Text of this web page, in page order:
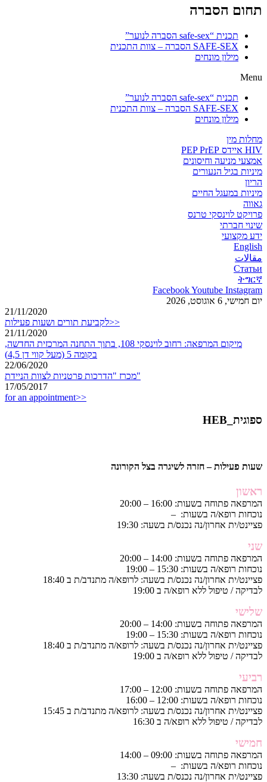
תחום הסברה
תכנית “safe-sex הסברה לנוער”
SAFE-SEX הסברה – צוות התכנית
מילון מונחים
Menu
תכנית “safe-sex הסברה לנוער”
SAFE-SEX הסברה – צוות התכנית
מילון מונחים
מחלות מין
HIV איידס PEP PrEP
אמצעי מניעה וחיסונים
מיניות בגיל הנעורים
הריון
מיניות במעגל החיים
גאווה
פרויקט לוינסקי טרנס
שינוי חברתי
ידע מקצועי
English
مقالات
Статьи
ትግርኛ
FacebookYoutube Instagram
יום חמישי, 6 אוגוסט, 2026
21/11/2020
לקביעת תורים ושעות פעילות>>
21/11/2020
מיקום המרפאה: רחוב לוינסקי 108, בתוך התחנה המרכזית החדשה,
בקומה 5 (מעל קווי דן 4,5)
22/06/2020
מכרז "הדרכות פרטניות לצוות הניידת"
17/05/2017
for an appointment>>
ספוגית_HEB
שעות פעילות – חזרה לשיגרה בצל הקורונה
ראשון
המרפאה פתוחה בשעות: 16:00 – 20:00
נוכחות רופא/ה בשעות: –
פציינט/ית אחרון/נה נכנס/ת בשעה: 19:30
שני
המרפאה פתוחה בשעות: 14:00 – 20:00
נוכחות רופא/ה בשעות: 15:30 – 19:00
פציינט/ית אחרון/נה נכנס/ת בשעה: לרופא/ה מתנדב/ת ב 18:40
לבדיקה / טיפול ללא רופא/ה ב 19:00
שלישי
המרפאה פתוחה בשעות: 14:00 – 20:00
נוכחות רופא/ה בשעות: 15:30 – 19:00
פציינט/ית אחרון/נה נכנס/ת בשעה: לרופא/ה מתנדב/ת ב 18:40
לבדיקה / טיפול ללא רופא/ה ב 19:00
רביעי
המרפאה פתוחה בשעות: 12:00 – 17:00
נוכחות רופא/ה בשעות: 12:00 – 16:00
פציינט/ית אחרון/נה נכנס/ת בשעה: לרופא/ה מתנדב/ת ב 15:45
לבדיקה / טיפול ללא רופא/ה ב 16:30
חמישי
המרפאה פתוחה בשעות: 09:00 – 14:00
נוכחות רופא/ה בשעות: –
פציינט/ית אחרון/נה נכנס/ת בשעה: 13:30